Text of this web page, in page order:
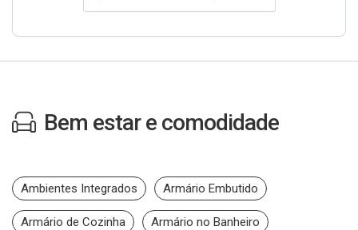
Bem estar e comodidade
Ambientes Integrados Armário Embutido
Armário de Cozinha Armário no Banheiro